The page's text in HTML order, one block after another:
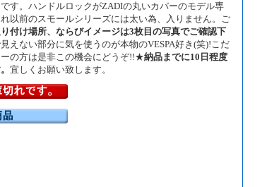
す。ハンドルロックがZADIの丸いカバーのモデル専
以前のスモールシリーズには太い為、入りません。ご
付け場所、ならびイメージは3枚目の写真でご確認下
えない部分に気を使うのが本物のVESPA好き(笑)!こだ
の方は是非この機会にどうぞ!!★納品までに10日程度
宜しくお願い致します。